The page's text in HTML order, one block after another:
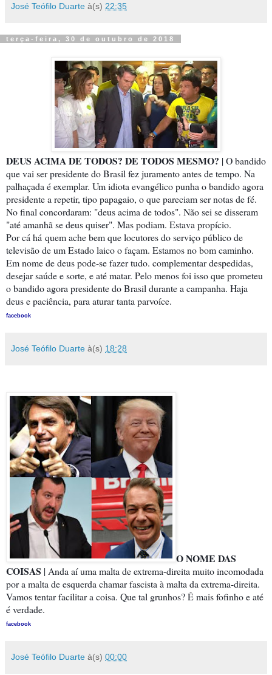
José Teófilo Duarte à(s) 22:35
terça-feira, 30 de outubro de 2018
DEUS ACIMA DE TODOS? DE TODOS MESMO? | O bandido
que vai ser presidente do Brasil fez juramento antes de tempo. Na
palhaçada é exemplar. Um idiota evangélico punha o bandido agora
presidente a repetir, tipo papagaio, o que pareciam ser notas de fé.
No final concordaram: "deus acima de todos". Não sei se disseram
"até amanhã se deus quiser". Mas podiam. Estava propício.
Por cá há quem ache bem que locutores do serviço público de
televisão de um Estado laico o façam. Estamos no bom caminho.
Em nome de deus pode-se fazer tudo. complementar despedidas,
desejar saúde e sorte, e até matar. Pelo menos foi isso que prometeu
o bandido agora presidente do Brasil durante a campanha. Haja
deus e paciência, para aturar tanta parvoíce.
facebook
José Teófilo Duarte à(s) 18:28
O NOME DAS
COISAS | Anda aí uma malta de extrema-direita muito incomodada
por a malta de esquerda chamar fascista à malta da extrema-direita.
Vamos tentar facilitar a coisa. Que tal grunhos? É mais fofinho e até
é verdade.
facebook
José Teófilo Duarte à(s) 00:00